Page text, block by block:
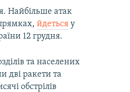
Найбільше атак
йдеться у
12 грудня.
та населених
дві ракети та
обстрілів